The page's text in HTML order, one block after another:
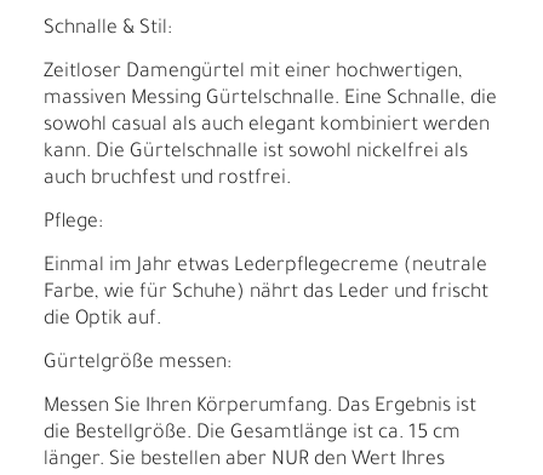
Schnalle & Stil:
Zeitloser Damengürtel mit einer hochwertigen,
massiven Messing Gürtelschnalle. Eine Schnalle, die
sowohl casual als auch elegant kombiniert werden
kann. Die Gürtelschnalle ist sowohl nickelfrei als
auch bruchfest und rostfrei.
Pflege:
Einmal im Jahr etwas Lederpflegecreme (neutrale
Farbe, wie für Schuhe) nährt das Leder und frischt
die Optik auf.
Gürtelgröße messen:
Messen Sie Ihren Körperumfang. Das Ergebnis ist
die Bestellgröße. Die Gesamtlänge ist ca. 15 cm
länger. Sie bestellen aber NUR den Wert Ihres